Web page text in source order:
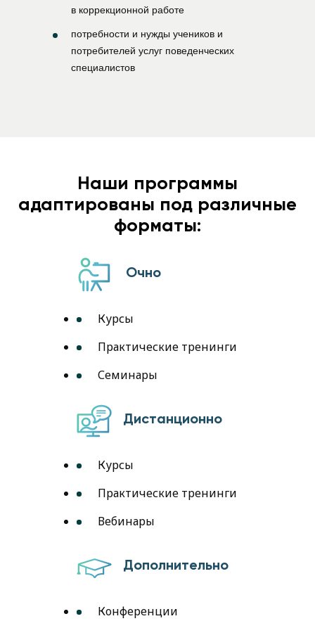
в коррекционной работе
потребности и нужды учеников и
потребителей услуг поведенческих
специалистов
Наши программы
адаптированы под различные
форматы:
Очно
Курсы
Практические тренинги
Семинары
Дистанционно
Курсы
Практические тренинги
Вебинары
Дополнительно
Конференции